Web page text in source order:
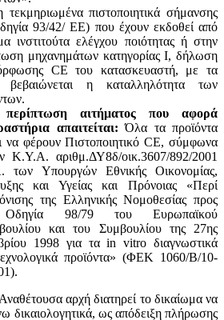
πιστοποιητικά σήμανσης
93/42/ ΕΕ) που έχουν εκδοθεί από
ινστιτούτα ελέγχου ποιότητας ή στην
μηχανημάτων κατηγορίας Ι, δήλωση
CE του κατασκευαστή, με τα
βεβαιώνεται η καταλληλότητα των
περίπτωση αιτήματος που αφορά
απαιτείται: Όλα τα προϊόντα
να φέρουν Πιστοποιητικό CE, σύμφωνα
Κ.Υ.Α. αριθμ.ΔΥ8δ/οικ.3607/892/2001
των Υπουργών Εθνικής Οικονομίας,
και Υγείας και Πρόνοιας «Περί
της Ελληνικής Νομοθεσίας προς
98/79 του Ευρωπαϊκού
και του Συμβουλίου της 27ης
1998 για τα in vitro διαγνωστικά
προϊόντα» (ΦΕΚ 1060/Β/10-
αρχή διατηρεί το δικαίωμα να
δικαιολογητικά, ως απόδειξη πλήρωσης